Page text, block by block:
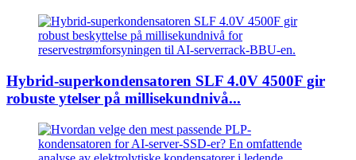
Hybrid-superkondensatoren SLF 4.0V 4500F gir
robuste ytelser på millisekundnivå...